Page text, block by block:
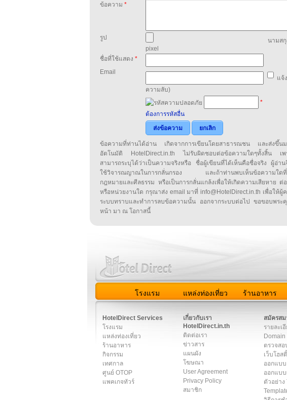
ข้อความ *
รูป
นามสกุ
pixel
ชื่อที่ใช้แสดง *
Email
แจ้
ความลับ)
*
ต้องการรหัสอื่น
ส่งข้อความ
ยกเลิก
ข้อความที่ท่านได้อ่าน เกิดจากการเขียนโดยสาธารณชน และส่งขึ้น
อัตโนมัติ HotelDirect.in.th ไม่รับผิดชอบต่อข้อความใดๆทั้งสิ้น เพ
สามารถระบุได้ว่าเป็นความจริงหรือ ชื่อผู้เขียนที่ได้เห็นคือชื่อจริง ผู้อ่าน
ใช้วิจารณญาณในการกลั่นกรอง และถ้าท่านพบเห็นข้อความใดที่
กฎหมายและศีลธรรม หรือเป็นการกลั่นแกล้งเพื่อให้เกิดความเสียหาย ต่
หรือหน่วยงานใด กรุณาส่ง email มาที่ info@HotelDirect.in.th เพื่อให้ผู้
ระบบทราบและทำการลบข้อความนั้น ออกจากระบบต่อไป ขอขอบพระ
หน้า มา ณ โอกาสนี้
โรงแรม แหล่งท่องเที่ยว ร้านอาหาร
HotelDirect Services
โรงแรม
แหล่งท่องเที่ยว
ร้านอาหาร
กิจกรรม
เทศกาล
ศูนย์ OTOP
แพคเกจทัวร์
เกี่ยวกับเรา
HotelDirect.in.th
ติดต่อเรา
ข่าวสาร
แผนผัง
โฆษณา
User Agreement
Privacy Policy
สมาชิก
สมัครส
รายละเ
Domain
ตรวจสอ
เว็บโฮส
ออกแบบ
ออกแบบ
ตัวอย่าง